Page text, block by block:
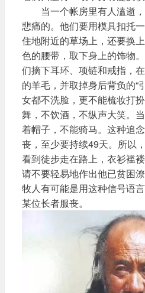
当一个帐房里有人溘逝，
悲痛的。他们要用模具扣托
住地附近的草场上，还要换
色的腰带，取下身上的饰物
们摘下耳环、项链和戒指，
的羊毛，并取掉身后背负的“
女都不洗脸，更不能梳妆打
舞，不饮酒，不纵声大笑。
着帽子，不能骑马。这种追
丧，至少要持续49天。所以
看到徒步走在路上，衣衫褴
请不要轻易地作出他已贫困
牧人有可能是用这种信号语
某位长者服丧。